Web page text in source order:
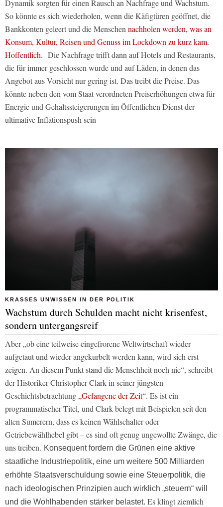
Dynamik sorgten für einen Rausch an Nachfrage und Wachstum.
So könnte es sich wiederholen, wenn die Käfigtüren geöffnet, die
Bankkonten geleert und die Menschen nachholen werden, was an
Konsum, Kultur, Reisen und Genuss im Lockdown zu kurz kam.
Hoffentlich. Die Nachfrage trifft dann auf Hotels und Restaurants,
die für immer geschlossen wurde und auf Läden, in denen das
Angebot aus Vorsicht nur gering ist. Das treibt die Preise. Das
könnte neben den vom Staat verordneten Preiserhöhungen etwa für
Energie und Gehaltssteigerungen im Öffentlichen Dienst der
ultimative Inflationspush sein
KRASSES UNWISSEN IN DER POLITIK
Wachstum durch Schulden macht nicht krisenfest,
sondern untergangsreif
Aber „ob eine teilweise eingefrorene Weltwirtschaft wieder
aufgetaut und wieder angekurbelt werden kann, wird sich erst
zeigen. An diesem Punkt stand die Menschheit noch nie“, schreibt
der Historiker Christopher Clark in seiner jüngsten
Geschichtsbetrachtung „Gefangene der Zeit“. Es ist ein
programmatischer Titel, und Clark belegt mit Beispielen seit den
alten Sumerern, dass es keinen Wählschalter oder
Getriebewählhebel gibt – es sind oft genug ungewollte Zwänge, die
uns treiben. Konsequent fordern die Grünen eine aktive
staatliche Industriepolitik, eine um weitere 500 Milliarden
erhöhte Staatsverschuldung sowie eine Steuer­politik, die
nach ideologischen Prinzi­pien auch wirklich „steuern“ will
und die Wohlhabenden stärker belastet. Es klingt ziemlich